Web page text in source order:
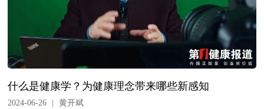
什么是健康学？为健康理念带来哪些新感知
2024-06-26
黄开斌